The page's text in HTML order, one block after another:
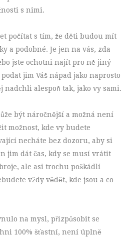
s nimi.
počítat s tím, že děti budou mít
a podobné. Je jen na vás, zda
jste ochotni najít pro ně jiný
jim Váš nápad jako naprosto
nadchli alespoň tak, jako vy sami.
být náročnější a možná není
možnost, kde vy budete
necháte bez dozoru, aby si
jim dát čas, kdy se musí vrátit
ale asi trochu poškádlí
vždy vědět, kde jsou a co
na mysl, přizpůsobit se
100% šťastní, není úplně